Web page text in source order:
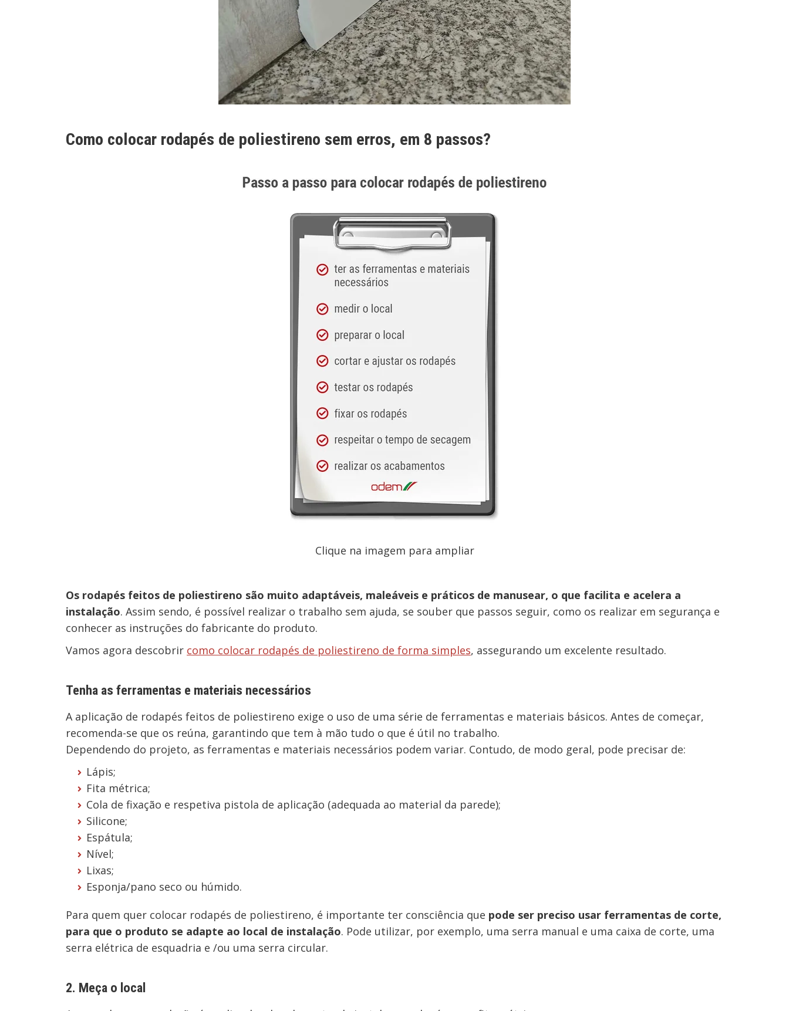
Como colocar rodapés de poliestireno sem erros, em 8 passos?
Clique na imagem para ampliar
Os rodapés feitos de poliestireno são muito adaptáveis, maleáveis e práticos de manusear, o que facilita e acelera a
instalação. Assim sendo, é possível realizar o trabalho sem ajuda, se souber que passos seguir, como os realizar em segurança e
conhecer as instruções do fabricante do produto.
Vamos agora descobrir como colocar rodapés de poliestireno de forma simples, assegurando um excelente resultado.
Tenha as ferramentas e materiais necessários
A aplicação de rodapés feitos de poliestireno exige o uso de uma série de ferramentas e materiais básicos. Antes de começar,
recomenda-se que os reúna, garantindo que tem à mão tudo o que é útil no trabalho.
Dependendo do projeto, as ferramentas e materiais necessários podem variar. Contudo, de modo geral, pode precisar de:
Lápis;
Fita métrica;
Cola de fixação e respetiva pistola de aplicação (adequada ao material da parede);
Silicone;
Espátula;
Nível;
Lixas;
Esponja/pano seco ou húmido.
Para quem quer colocar rodapés de poliestireno, é importante ter consciência que pode ser preciso usar ferramentas de corte,
para que o produto se adapte ao local de instalação. Pode utilizar, por exemplo, uma serra manual e uma caixa de corte, uma
serra elétrica de esquadria e /ou uma serra circular.
2. Meça o local